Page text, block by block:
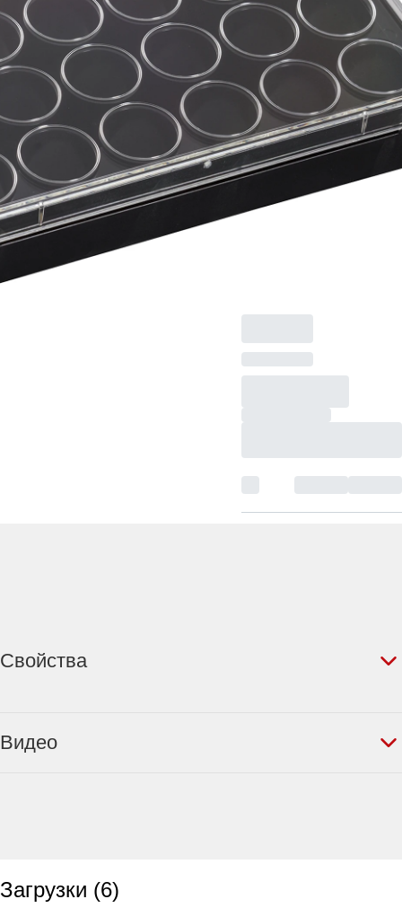
lumox® multiwell,
Планшет для
клеточных культур, с
дном из фольги, 24
Лунка, Рама:
черный(-ая), Рама:
PS, для адгезивные
клетки, Плоское дно,
стерильные, не
Свойства
Видео
Загрузки (6)